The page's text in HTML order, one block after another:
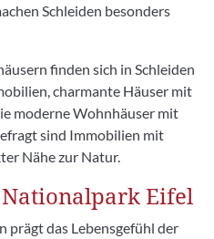
Schleiden besonders
finden sich in Schleiden
charmante Häuser mit
moderne Wohnhäuser mit
sind Immobilien mit
Nähe zur Natur.
Eifel
prägt das Lebensgefühl der